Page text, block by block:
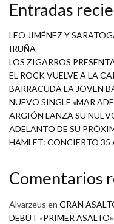
Entradas
LEO JIMÉNEZ Y
IRUÑA
LOS ZIGARROS
EL ROCK VUELVE A LA
BARRACÜDA LA JOVEN
NUEVO SINGLE «MAR
ARGIÓN LANZA SU
ADELANTO DE SU
HAMLET: CONCIERTO 35
Comentarios
Alvarzeus en GRAN
DEBÚT «PRIMER ASALTO»